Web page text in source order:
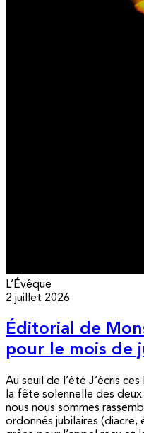
L’Évêque
2 juillet 2026
Éditorial de
pour le mois de
Au seuil de l’été J’écris
la fête solennelle des
nous nous sommes
ordonnés jubilaires